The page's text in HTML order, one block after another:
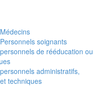
soignants
de rééducation ou
administratifs,
techniques